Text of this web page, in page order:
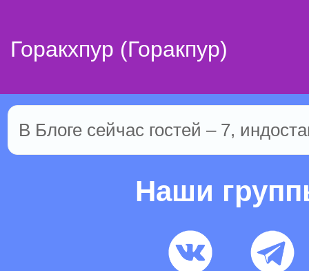
Горакхпур (Горакпур)
В Блоге сейчас гостей – 7,
Наши